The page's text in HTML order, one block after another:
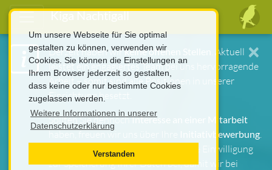
Um unsere Webseite für Sie optimal
gestalten zu können, verwenden wir
Cookies. Sie können die Einstellungen an
Ihrem Browser jederzeit so gestalten,
dass keine oder nur bestimmte Cookies
zugelassen werden.
Weitere Informationen in unserer
Datenschutzerklärung
Verstanden
Kiga Nachtigall
×
Derzeit haben wirkeine offenen Stellen
. Aktuell
leistet ein engagiertes Team bei uns hervorragende
Arbeit – somit sind alle Positionen in unserer
Einrichtung besetzt.
Sollten Sie dennochInteresse an einer Mitarbeit
haben, freuen wir uns über Ihre Initiativbewerbung.
Bitte fügen Sie Ihrer Bewerbung eine Einwilligung
zur Speicherung Ihrer Daten bei, damit wir bei